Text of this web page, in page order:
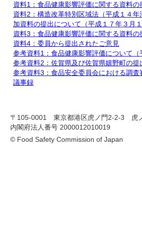
資料1：食品健康影響評価に関する資料
資料2：構造改革特別区域法（平成１４
加資料の提出について（平成１７年３月
資料3：食品健康影響評価に関する資料
資料4：委員から提出されたご意見
参考資料1：食品健康影響評価について
参考資料2：佐賀県及び佐賀県嬉野町の
参考資料3：食品安全委員会における調
議事録
〒105-0001 東京都港区虎ノ門2-2-3 虎
内閣府法人番号 2000012010019
© Food Safety Commission of Japan